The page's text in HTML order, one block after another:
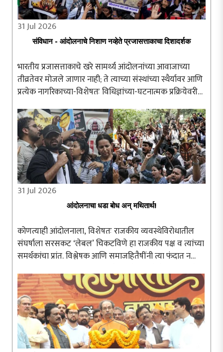
31 Jul 2026
संविधान - आंदोलनाचे निशाण नव्हेते प्रजासत्ताकाचा दिशादर्शक
भारतीय प्रजासत्ताकाचे खरे सामर्थ्य आंदोलनांच्या आवाजाच्या
तीव्रतेवर मोजले जाणार नाही; ते त्याच्या संस्थांच्या स्थैर्यावर आणि
प्रत्येक नागरिकाच्या-विशेषतः विधिज्ञांच्या-घटनात्मक प्रक्रियेवरील
31 Jul 2026
आंदोलनाचा धडा बोध अन् मथितार्थ!
कोणत्याही आंदोलनाला, विशेषतः राजकीय व्यवस्थेविरोधातील
संघर्षाला सरसकट ‘लेबल’ चिकटविणे हा राजकीय पक्ष व त्यांच्या
समर्थकांचा प्रांत. विश्लेषक आणि समाजहितैषींनी त्या फंदात न
दिल्लीतील जंतरमंतरवर ..